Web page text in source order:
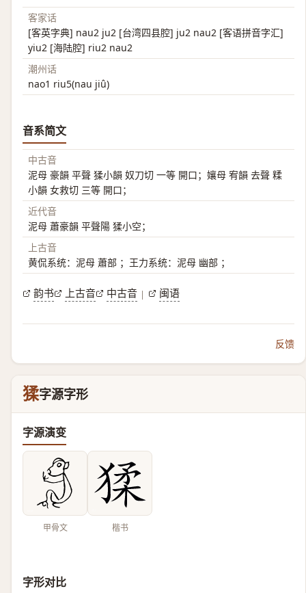
客家话
[客英字典] nau2 ju2 [台湾四县腔] ju2 nau2 [客语拼音字汇]
yiu2 [海陆腔] riu2 nau2
潮州话
nao1 riu5(nau jiû)
音系简文
中古音
泥母 豪韻 平聲 猱小韻 奴刀切 一等 開口；孃母 宥韻 去聲 糅
小韻 女救切 三等 開口；
近代音
泥母 蕭豪韻 平聲陽 猱小空；
上古音
黄侃系统：泥母 蕭部 ；王力系统：泥母 幽部 ；
韵书 上古音 中古音 | 闽语
反馈
猱字源字形
字源演变
甲骨文 楷书
字形对比